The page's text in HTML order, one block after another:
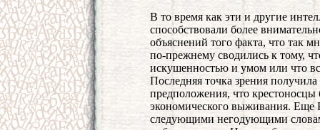
В то время как эти и другие
способствовали более
объяснений того факта, что так
по-прежнему сводились к тому,
искушенностью и умом или что
Последняя точка зрения
предположения, что
экономического выживания. Еще
следующими негодующими